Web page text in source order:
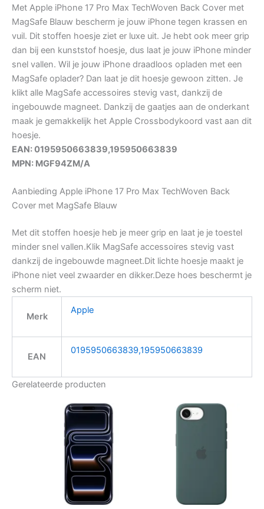
Met Apple iPhone 17 Pro Max TechWoven Back Cover met
MagSafe Blauw bescherm je jouw iPhone tegen krassen en
vuil. Dit stoffen hoesje ziet er luxe uit. Je hebt ook meer grip
dan bij een kunststof hoesje, dus laat je jouw iPhone minder
snel vallen. Wil je jouw iPhone draadloos opladen met een
MagSafe oplader? Dan laat je dit hoesje gewoon zitten. Je
klikt alle MagSafe accessoires stevig vast, dankzij de
ingebouwde magneet. Dankzij de gaatjes aan de onderkant
maak je gemakkelijk het Apple Crossbodykoord vast aan dit
hoesje.
EAN: 0195950663839,195950663839
MPN: MGF94ZM/A
Aanbieding Apple iPhone 17 Pro Max TechWoven Back
Cover met MagSafe Blauw
Met dit stoffen hoesje heb je meer grip en laat je je toestel
minder snel vallen.Klik MagSafe accessoires stevig vast
dankzij de ingebouwde magneet.Dit lichte hoesje maakt je
iPhone niet veel zwaarder en dikker.Deze hoes beschermt je
scherm niet.
Merk
Apple
EAN
0195950663839,195950663839
Gerelateerde producten